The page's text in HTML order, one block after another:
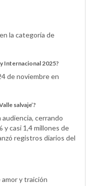
la categoría de
Internacional 2025?
de noviembre en
salvaje’?
audiencia, cerrando
y casi 1,4 millones de
registros diarios del
y traición